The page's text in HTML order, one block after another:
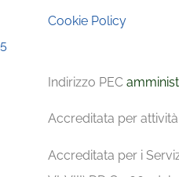
Cookie Policy
Indirizzo PEC
Accreditata per
Accreditata per i